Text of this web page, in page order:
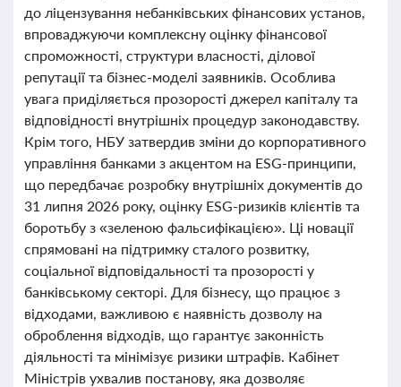
до ліцензування небанківських фінансових установ,
впроваджуючи комплексну оцінку фінансової
спроможності, структури власності, ділової
репутації та бізнес-моделі заявників. Особлива
увага приділяється прозорості джерел капіталу та
відповідності внутрішніх процедур законодавству.
Крім того, НБУ затвердив зміни до корпоративного
управління банками з акцентом на ESG-принципи,
що передбачає розробку внутрішніх документів до
31 липня 2026 року, оцінку ESG-ризиків клієнтів та
боротьбу з «зеленою фальсифікацією». Ці новації
спрямовані на підтримку сталого розвитку,
соціальної відповідальності та прозорості у
банківському секторі. Для бізнесу, що працює з
відходами, важливою є наявність дозволу на
оброблення відходів, що гарантує законність
діяльності та мінімізує ризики штрафів. Кабінет
Міністрів ухвалив постанову, яка дозволяє